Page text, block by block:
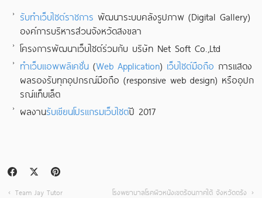
รับทำเว็บไซต์ราชการ พัฒนาระบบคลังรูปภาพ (Digital Gallery)
องค์การบริหารส่วนจังหวัดสงขลา
โครงการพัฒนาเว็บไซต์ร่วมกับ บริษัท Net Soft Co.,Ltd
ทำเว็บแอพพลิเคชั่น (Web Application) เว็บไซต์มือถือ การแสดง
ผลรองรับทุกอุปกรณ์มือถือ (responsive web design) หรืออุปก
รณ์แท็บเล็ต
ผลงานรับเขียนโปรแกรมเว็บไซต์ปี 2017
Team Jay Tutor โรงพยาบาลโรคผิวหนังเขตร้อนภาคใต้ จังหวัดตรัง